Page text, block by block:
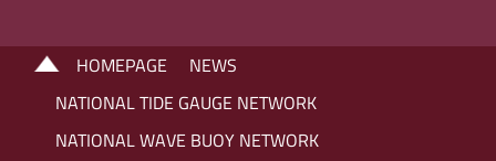
HOMEPAGE
NEWS
NATIONAL TIDE GAUGE NETWORK
NATIONAL WAVE BUOY NETWORK